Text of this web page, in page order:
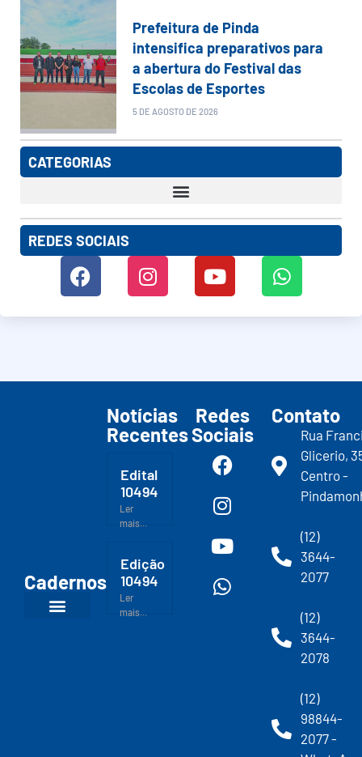
Prefeitura de Pinda
intensifica preparativos para
a abertura do Festival das
Escolas de Esportes
5 DE AGOSTO DE 2026
CATEGORIAS
REDES SOCIAIS
Cadernos
Notícias
Recentes
Edital
10494
Ler
mais...
Edição
10494
Ler
mais...
Redes
Sociais
Contato
Rua
Glicerio,
Centro -
(12)
3644-
2077
(12)
3644-
2078
(12)
98844-
2077 -